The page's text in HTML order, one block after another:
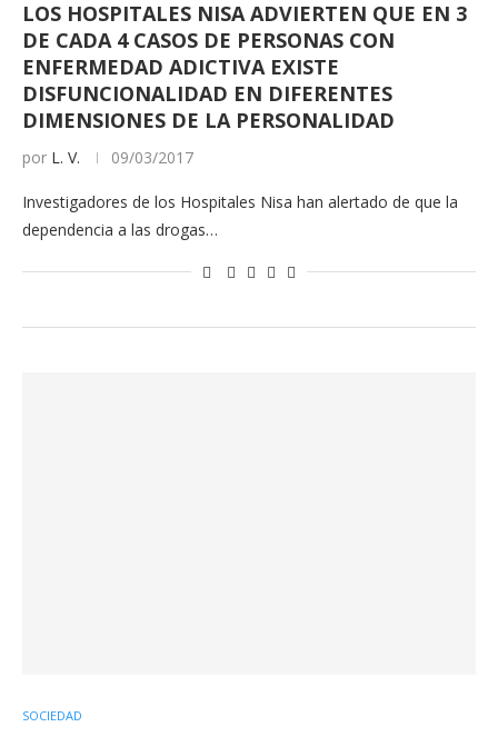
LOS HOSPITALES NISA ADVIERTEN QUE EN 3
DE CADA 4 CASOS DE PERSONAS CON
ENFERMEDAD ADICTIVA EXISTE
DISFUNCIONALIDAD EN DIFERENTES
DIMENSIONES DE LA PERSONALIDAD
por L. V. 09/03/2017
Investigadores de los Hospitales Nisa han alertado de que la
dependencia a las drogas…
SOCIEDAD